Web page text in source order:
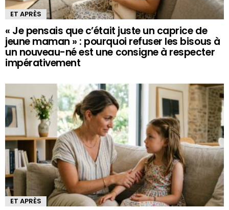
ET APRÈS
« Je pensais que c’était juste un caprice de
jeune maman » : pourquoi refuser les bisous à
un nouveau-né est une consigne à respecter
impérativement
ET APRÈS